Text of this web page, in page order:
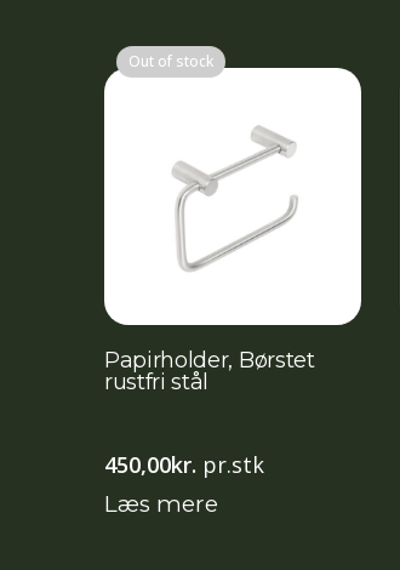
Out of stock
Papirholder, Børstet
rustfri stål
450,00kr. pr.stk
Læs mere